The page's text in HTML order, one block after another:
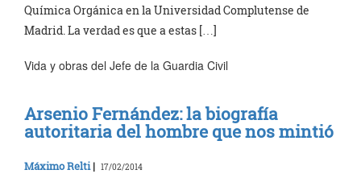
Química Orgánica en la Universidad Complutense de
Madrid. La verdad es que a estas […]
Vida y obras del Jefe de la Guardia Civil
Arsenio Fernández: la biografía
autoritaria del hombre que nos mintió
Máximo Relti| 17/02/2014